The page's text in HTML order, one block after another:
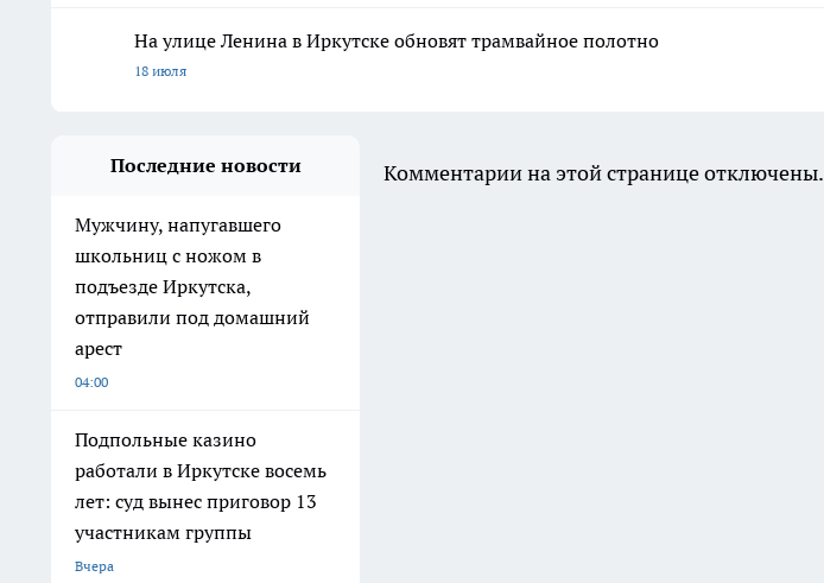
На улице Ленина в Иркутске обновят трамвайное полотно
18 июля
Последние новости
Мужчину, напугавшего
школьниц с ножом в
подъезде Иркутска,
отправили под домашний
арест
04:00
Подпольные казино
работали в Иркутске восемь
лет: суд вынес приговор 13
участникам группы
Вчера
Комментарии на этой странице отключены.